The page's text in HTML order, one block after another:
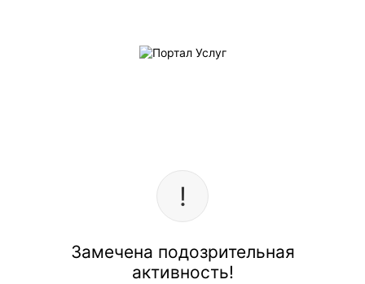
Замечена подозрительная
активность!